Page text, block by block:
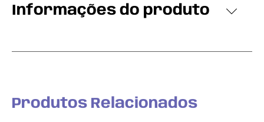
Informações do produto
Produtos Relacionados